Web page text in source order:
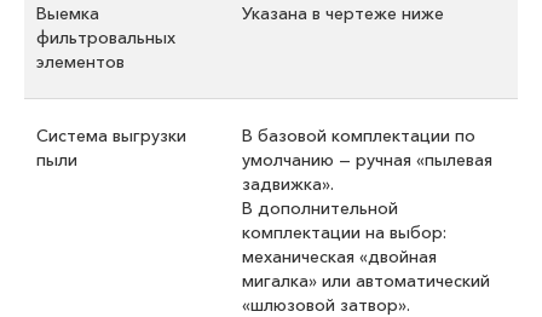
Выемка
фильтровальных
элементов
Указана в чертеже ниже
Система выгрузки
пыли
В базовой комплектации по
умолчанию — ручная «пылевая
задвижка».
В дополнительной
комплектации на выбор:
механическая «двойная
мигалка» или автоматический
«шлюзовой затвор».